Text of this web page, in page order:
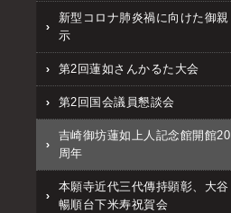
新型コロナ肺炎禍に向けた御親
示
第2回蓮如さんかるた大会
第2回国会議員懇談会
吉崎御坊蓮如上人記念館開館20
周年
本願寺近代三代傳持顕彰、大谷
暢順台下米寿祝賀会